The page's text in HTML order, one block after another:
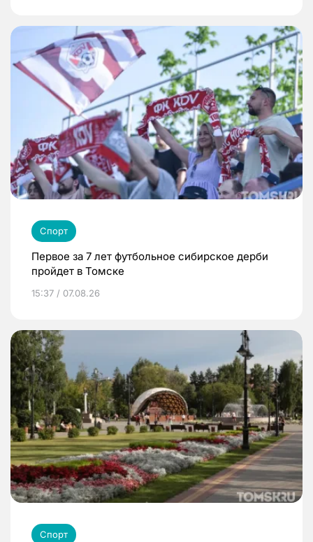
Спорт
Первое за 7 лет футбольное сибирское дерби
пройдет в Томске
15:37 / 07.08.26
Спорт